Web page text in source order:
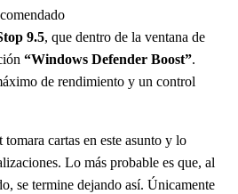
9.5, que dentro de la ventana de
“Windows Defender Boost”.
de rendimiento y un control
cartas en este asunto y lo
Lo más probable es que, al
se termine dejando así. Únicamente